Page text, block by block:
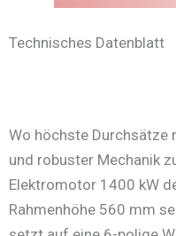
Technisches Datenblatt
Wo höchste Durchsätze
und robuster Mechanik
Elektromotor 1400 kW
Rahmenhöhe 560 mm